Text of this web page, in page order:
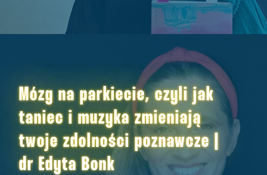
Mózg na parkiecie, czyli jak
taniec i muzyka zmieniają
twoje zdolności poznawcze |
dr Edyta Bonk